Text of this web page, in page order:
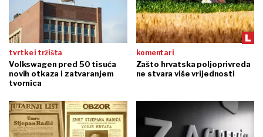
tvrtke i tržišta
Volkswagen pred 50 tisuća
novih otkaza i zatvaranjem
tvornica
komentari
Zašto hrvatska poljoprivreda
ne stvara više vrijednosti